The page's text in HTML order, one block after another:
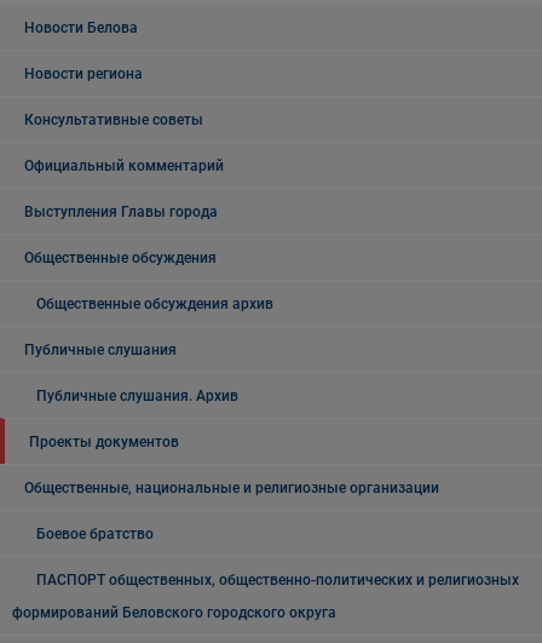
Новости Белова
Новости региона
Консультативные советы
Официальный комментарий
Выступления Главы города
Общественные обсуждения
Общественные обсуждения архив
Публичные слушания
Публичные слушания. Архив
Проекты документов
Общественные, национальные и религиозные организации
Боевое братство
ПАСПОРТ общественных, общественно-политических и религиозных
формирований Беловского городского округа